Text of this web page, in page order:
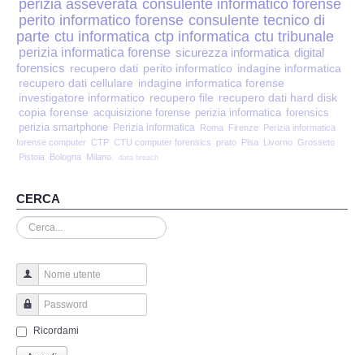
Incarichi CTU e CTP
Perizia Centralini PBX e VOIP
Perizia Estimo
Perizia Documento informatico
Perizia Cloud
Perizia E-mail
Perizia Truffa Banca e Online
Perizia Dash Cam
perizia asseverata consulente informatico forense
perito informatico forense consulente tecnico di
parte ctu informatica ctp informatica ctu tribunale
perizia informatica forense sicurezza informatica digital
forensics recupero dati perito informatico indagine informatica
recupero dati cellulare indagine informatica forense
investigatore informatico recupero file recupero dati hard disk
copia forense acquisizione forense perizia informatica forensics
perizia smartphone Perizia informatica Roma Firenze Perizia informatica
forense computer CTP CTU computer forensics prato Pisa Livorno Grosseto
Pistoia
Bologna Milano. data breach
CERCA
Cerca...
Nome utente
Password
Ricordami